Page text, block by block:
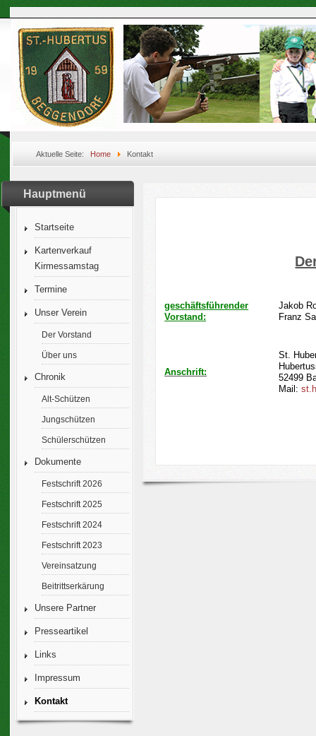
Aktuelle Seite: Home Kontakt
Hauptmenü
Startseite
Kartenverkauf
Kirmessamstag
Termine
Unser Verein
Der Vorstand
Über uns
Chronik
Alt-Schützen
Jungschützen
Schülerschützen
Dokumente
Festschrift 2026
Festschrift 2025
Festschrift 2024
Festschrift 2023
Vereinsatzung
Beitrittserkärung
Unsere Partner
Presseartikel
Links
Impressum
Kontakt
geschäftsführender
Vorstand:
Jakob
Franz
Anschrift:
St.
52499
Mail: